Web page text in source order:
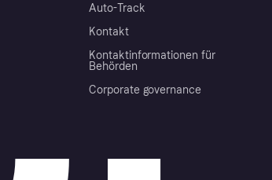
Auto-Track
Kontakt
Kontaktinformationen für
Behörden
Corporate governance